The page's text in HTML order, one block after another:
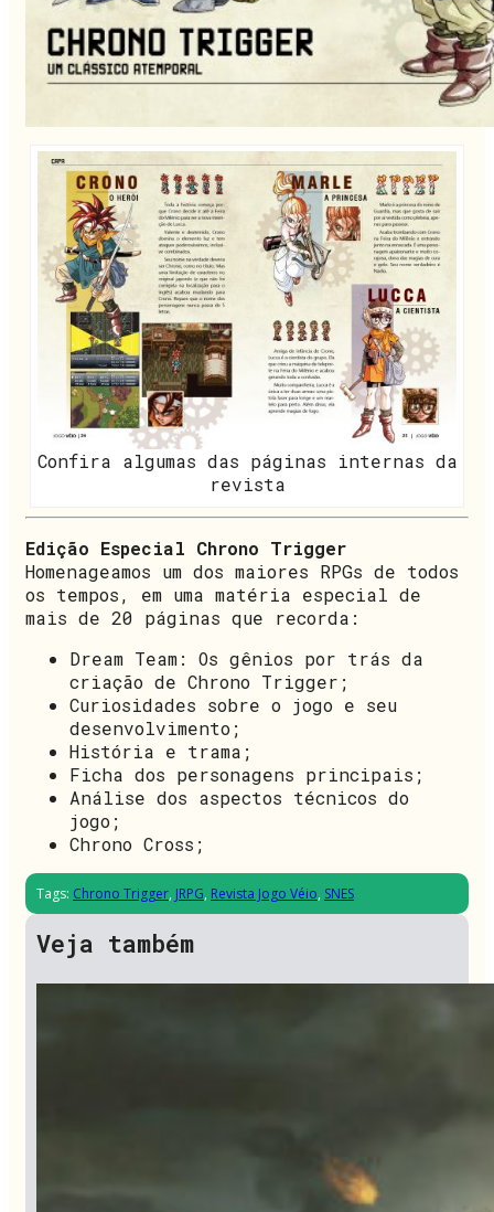
Confira algumas das páginas internas da
revista
Edição Especial Chrono Trigger
Homenageamos um dos maiores RPGs de todos
os tempos, em uma matéria especial de
mais de 20 páginas que recorda:
Dream Team: Os gênios por trás da
criação de Chrono Trigger;
Curiosidades sobre o jogo e seu
desenvolvimento;
História e trama;
Ficha dos personagens principais;
Análise dos aspectos técnicos do
jogo;
Chrono Cross;
Tags: Chrono Trigger, JRPG, Revista Jogo Véio, SNES
Veja também